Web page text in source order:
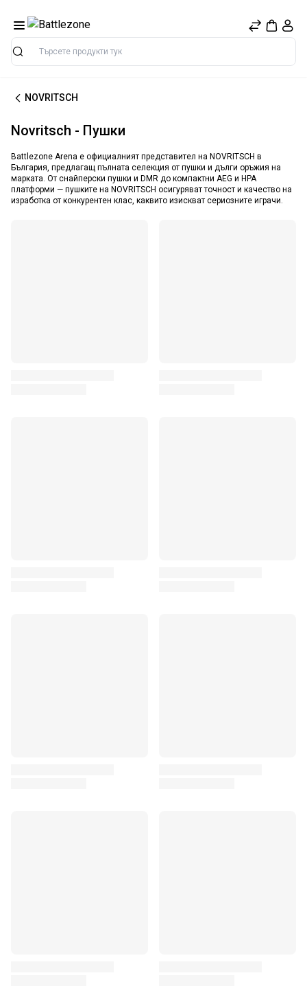
Търсене
NOVRITSCH
Novritsch - Пушки
Battlezone Arena е официалният представител на NOVRITSCH в
България, предлагащ пълната селекция от пушки и дълги оръжия на
марката. От снайперски пушки и DMR до компактни AEG и HPA
платформи — пушките на NOVRITSCH осигуряват точност и качество на
изработка от конкурентен клас, каквито изискват сериозните играчи.